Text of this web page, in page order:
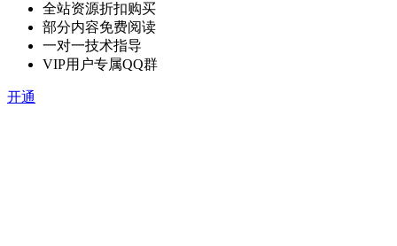
全站资源折扣购买
部分内容免费阅读
一对一技术指导
VIP用户专属QQ群
开通